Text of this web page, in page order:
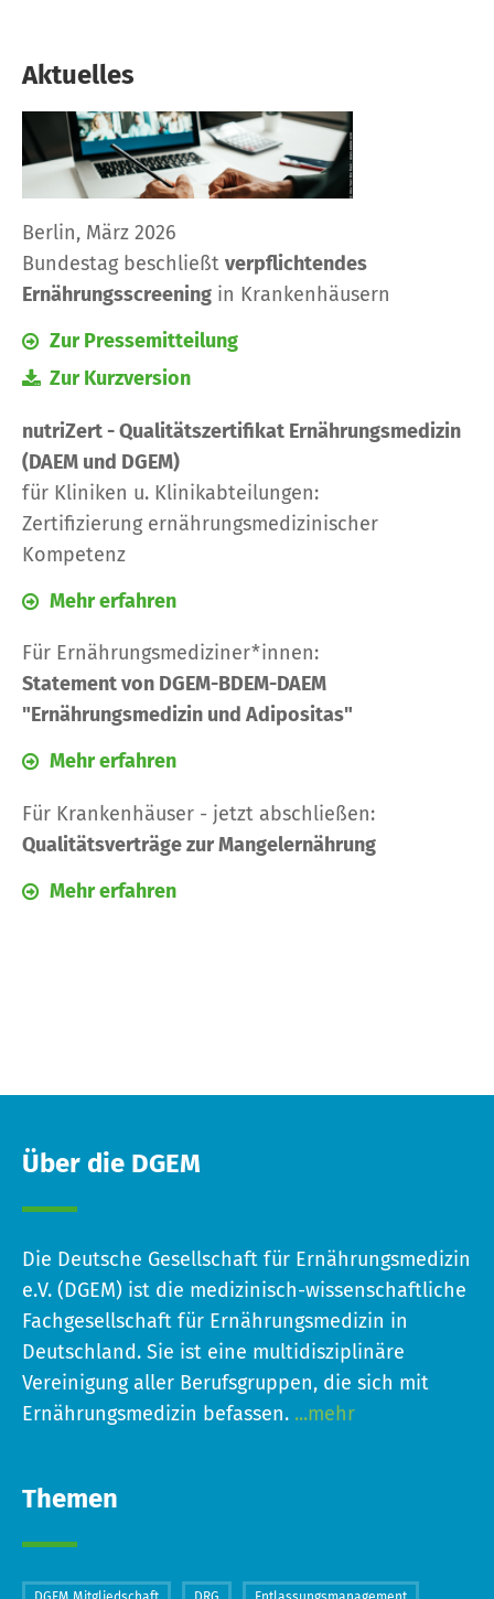
Aktuelles
Berlin, März 2026
Bundestag beschließt verpflichtendes
Ernährungsscreening in Krankenhäusern
Zur Pressemitteilung
Zur Kurzversion
nutriZert - Qualitätszertifikat Ernährungsmedizin
(DAEM und DGEM)
für Kliniken u. Klinikabteilungen:
Zertifizierung ernährungsmedizinischer
Kompetenz
Mehr erfahren
Für Ernährungsmediziner*innen:
Statement von DGEM-BDEM-DAEM
"Ernährungsmedizin und Adipositas"
Mehr erfahren
Für Krankenhäuser - jetzt abschließen:
Qualitätsverträge zur Mangelernährung
Mehr erfahren
Über die DGEM
Die Deutsche Gesellschaft für Ernährungsmedizin
e.V. (DGEM) ist die medizinisch-wissenschaftliche
Fachgesellschaft für Ernährungsmedizin in
Deutschland. Sie ist eine multidisziplinäre
Vereinigung aller Berufsgruppen, die sich mit
Ernährungsmedizin befassen. ...mehr
Themen